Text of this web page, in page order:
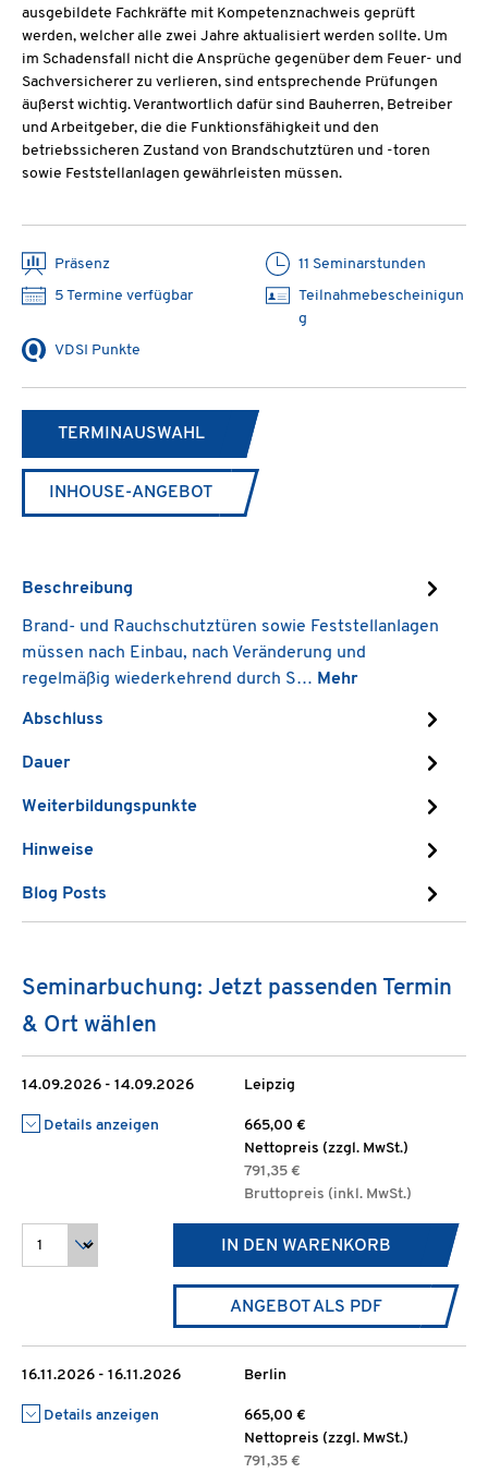
ausgebildete Fachkräfte mit Kompetenznachweis geprüft
werden, welcher alle zwei Jahre aktualisiert werden sollte. Um
im Schadensfall nicht die Ansprüche gegenüber dem Feuer- und
Sachversicherer zu verlieren, sind entsprechende Prüfungen
äußerst wichtig. Verantwortlich dafür sind Bauherren, Betreiber
und Arbeitgeber, die die Funktionsfähigkeit und den
betriebssicheren Zustand von Brandschutztüren und -toren
sowie Feststellanlagen gewährleisten müssen.
Präsenz
11 Seminarstunden
5 Termine verfügbar
Teilnahmebescheinigun
g
VDSI Punkte
TERMINAUSWAHL
INHOUSE-ANGEBOT
Beschreibung
Brand- und Rauchschutztüren sowie Feststellanlagen
müssen nach Einbau, nach Veränderung und
regelmäßig wiederkehrend durch S… Mehr
Abschluss
Dauer
Weiterbildungspunkte
Hinweise
Blog Posts
Seminarbuchung: Jetzt passenden Termin
& Ort wählen
14.09.2026 - 14.09.2026 Leipzig
Details anzeigen
665,00 €
Nettopreis (zzgl. MwSt.)
791,35 €
Bruttopreis (inkl. MwSt.)
IN DEN WARENKORB
ANGEBOT ALS PDF
16.11.2026 - 16.11.2026 Berlin
Details anzeigen
665,00 €
Nettopreis (zzgl. MwSt.)
791,35 €